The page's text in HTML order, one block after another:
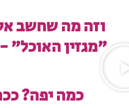
וזה מה שחשב
"מגזין האוכל"
כמה יפה?